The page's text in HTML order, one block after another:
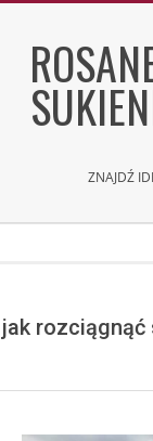
content
ZNAJDŹ
jak rozciągnąć